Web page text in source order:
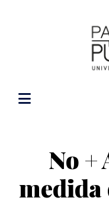
No +
medida